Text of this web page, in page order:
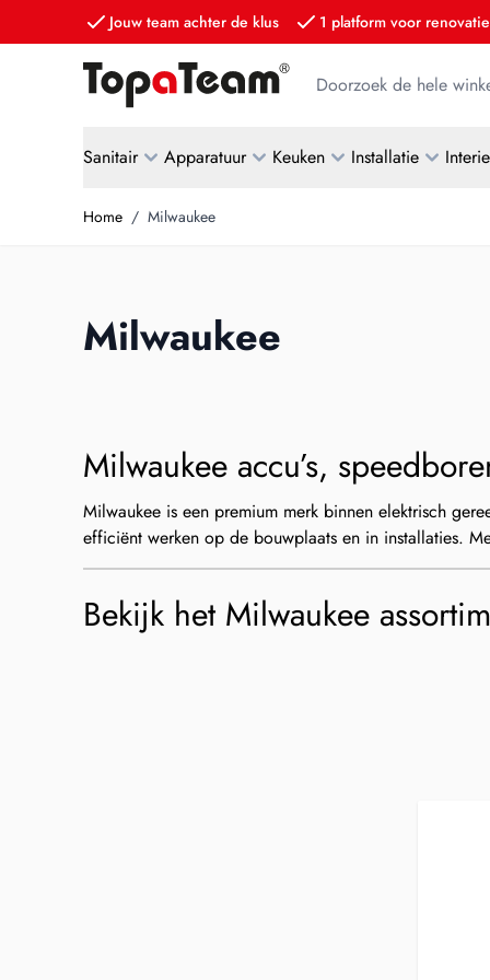
Jouw team achter de klus 1 platform voor
Doorzoek de hele
Sanitair Apparatuur Keuken Installatie
Home / Milwaukee
Milwaukee
Milwaukee accu’s,
Milwaukee is een premium merk binnen elektrisch
efficiënt werken op de bouwplaats en in installaties.
Bekijk het Milwaukee